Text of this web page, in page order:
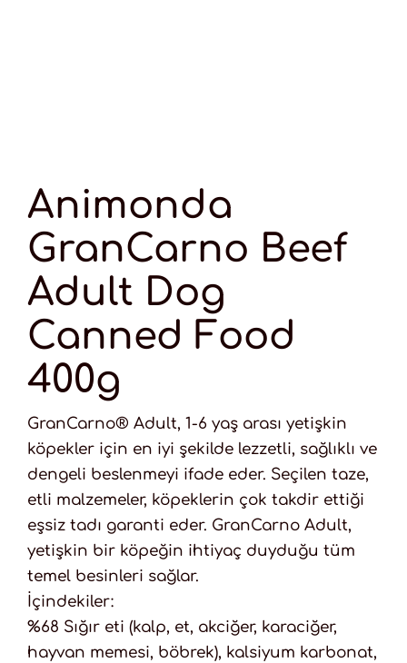
Animonda
GranCarno Beef
Adult Dog
Canned Food
400g
GranCarno® Adult, 1-6 yaş arası yetişkin
köpekler için en iyi şekilde lezzetli, sağlıklı ve
dengeli beslenmeyi ifade eder. Seçilen taze,
etli malzemeler, köpeklerin çok takdir ettiği
eşsiz tadı garanti eder. GranCarno Adult,
yetişkin bir köpeğin ihtiyaç duyduğu tüm
temel besinleri sağlar.
İçindekiler:
%68 Sığır eti (kalp, et, akciğer, karaciğer,
hayvan memesi, böbrek), kalsiyum karbonat,